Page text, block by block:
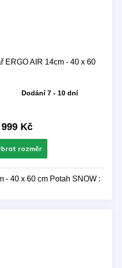
ERGO AIR 14cm - 40 x 60
Dodání 7 - 10 dní
Kč
- 40 x 60 cm Potah SNOW :